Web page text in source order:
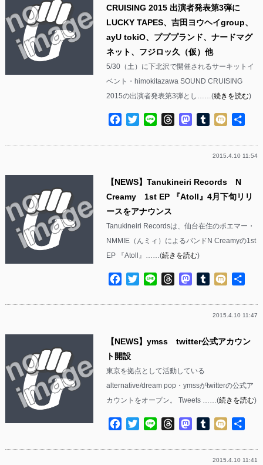
CRUISING 2015 出演者発表第3弾に
LUCKY TAPES、吉田ヨウヘイgroup、
ayU tokiO、プププランド、ナードマグ
ネット、フジロッ久（仮）他
5/30（土）に下北沢で開催されるサーキットイ
ベント・himokitazawa SOUND CRUISING
2015の出演者発表第3弾とし……(続きを読む)
Facebook
TwitterLine ThreadsMastodon
Tumblr
Mixi
2015.4.10 11:54
【NEWS】Tanukineiri Records N
Creamy 1st EP 『Atoll』4月下旬リリ
ースをアナウンス
Tanukineiri Recordsは、仙台在住のポエマー・
NMMIE（んミィ）によるバンドN Creamyの1st
EP 『Atoll』……(続きを読む)
Facebook
TwitterLine ThreadsMastodon
Tumblr
Mixi
2015.4.10 11:47
【NEWS】ymss twitter公式アカウン
ト開設
東京を拠点として活動している
alternative/dream pop・ymssがtwitterの公式ア
カウントをオープン。 Tweets ……(続きを読む)
Facebook
TwitterLine ThreadsMastodon
Tumblr
Mixi
2015.4.10 11:41